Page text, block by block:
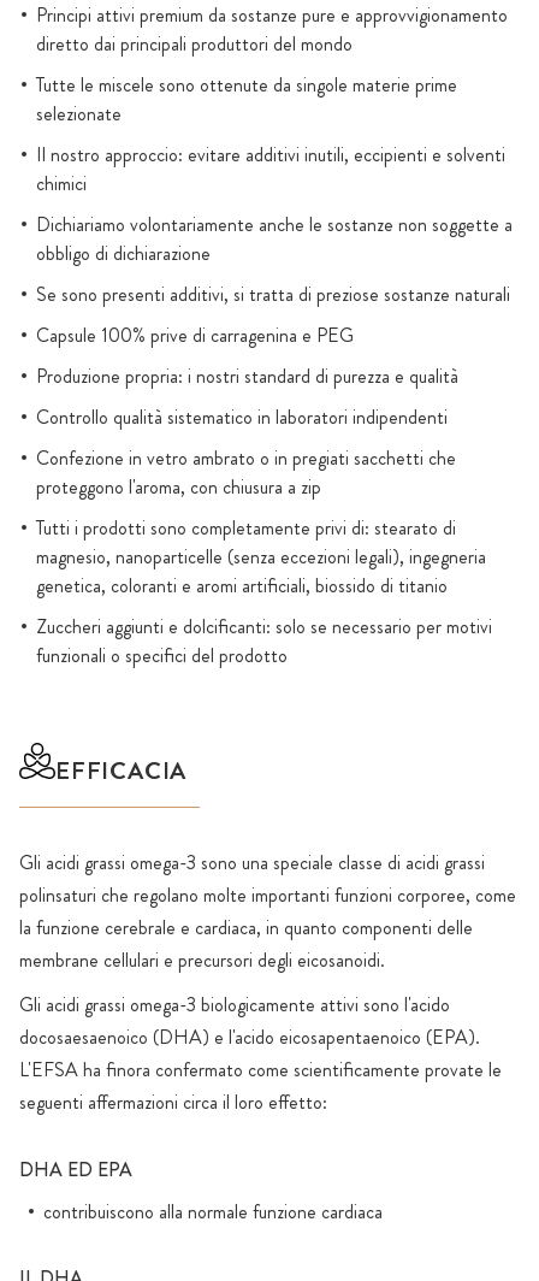
Principi attivi premium da sostanze pure e approvvigionamento
diretto dai principali produttori del mondo
Tutte le miscele sono ottenute da singole materie prime
selezionate
Il nostro approccio: evitare additivi inutili, eccipienti e solventi
chimici
Dichiariamo volontariamente anche le sostanze non soggette a
obbligo di dichiarazione
Se sono presenti additivi, si tratta di preziose sostanze naturali
Capsule 100% prive di carragenina e PEG
Produzione propria: i nostri standard di purezza e qualità
Controllo qualità sistematico in laboratori indipendenti
Confezione in vetro ambrato o in pregiati sacchetti che
proteggono l'aroma, con chiusura a zip
Tutti i prodotti sono completamente privi di: stearato di
magnesio, nanoparticelle (senza eccezioni legali), ingegneria
genetica, coloranti e aromi artificiali, biossido di titanio
Zuccheri aggiunti e dolcificanti: solo se necessario per motivi
funzionali o specifici del prodotto
EFFICACIA
Gli acidi grassi omega-3 sono una speciale classe di acidi grassi
polinsaturi che regolano molte importanti funzioni corporee, come
la funzione cerebrale e cardiaca, in quanto componenti delle
membrane cellulari e precursori degli eicosanoidi.
Gli acidi grassi omega-3 biologicamente attivi sono l'acido
docosaesaenoico (DHA) e l'acido eicosapentaenoico (EPA).
L'EFSA ha finora confermato come scientificamente provate le
seguenti affermazioni circa il loro effetto:
DHA ED EPA
contribuiscono alla normale funzione cardiaca